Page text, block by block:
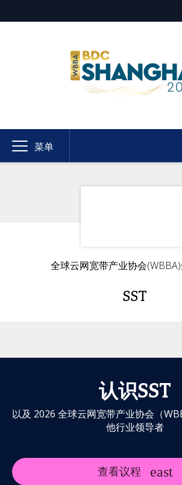
菜单
全球云网宽带产业协会
SST
认识SST
以及 2026 全球云网宽带产业协会（
他行业领导者
查看议程